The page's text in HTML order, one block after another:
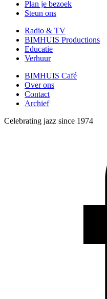
Plan je bezoek
Steun ons
Radio & TV
BIMHUIS Productions
Educatie
Verhuur
BIMHUIS Café
Over ons
Contact
Archief
Celebrating jazz since 1974